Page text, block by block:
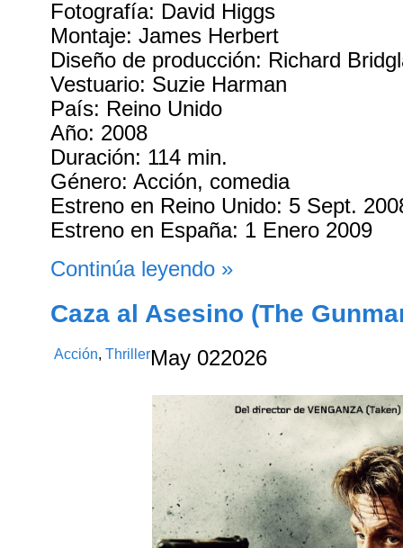
Fotografía: David Higgs
Montaje: James Herbert
Diseño de producción: Richard
Vestuario: Suzie Harman
País: Reino Unido
Año: 2008
Duración: 114 min.
Género: Acción, comedia
Estreno en Reino Unido: 5 Sept.
Estreno en España: 1 Enero 2009
Continúa leyendo »
Caza al Asesino (The
Acción,ThrillerMay 022026